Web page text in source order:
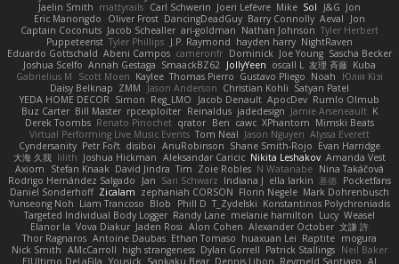
Jaelin Smith mattyrails Carl Schwerin Joeri Lefévre Mike Sol J&G Jon
Eric Manongdo
Oliver Frost DancingDeadGuy Barry Connolly Aeval
Jon
Captain Coconuts Jacob Schealler ari-goldman Nathan Johnson Tyler Herbert
Puppeteerist Tyler Phillips J.P. Raymond hayden harry NightRaven
Eduardo Gottschald Abeni Campos cameronfr Dominick Joe Young Sascha Becker
Joshua Scelfo Annah Gestaga SmaackBZ62 JollyYeen oscall L 友理 斉藤 Kuba
Gabrielius M
Scott Moen Kaylee Thomas Pierro Gustavo Pliego Noah
Юлія Кізі
Daisy Belknap ZMM Jason Anderson Christian Kohli Satyan Patel
YEDA HOME DECOR Simon Reg_LMO Jacob Denault ApocDev Rumlo Olmub
Buz Carter Bill Master rpcexploiter Reinaldus jadedesign Jamie Arseneault K
Derek Toombs Renato Pinochet qrator Ben cawc XPhantom Mimski Beats
Virtual Performing Live Music Events Tom Neal Jason Nguyen Alyssa Everett
Cyndersanity Petr Fořt disiboi AnuRobinson Shane Smith-Rojo Evan Harridge
大海 久我 lilith Joshua Hickman Aleksandar Caricic Nikita Leshakov Amanda Vest
Axiom
Stefan Knaak David Jindra Tim Zoie Robles N Watanabe Nina Takáčová
Rodrigo Hernández Salgado
Jan Sari Schwarz Indiana J ella larkin 基德 Pocketfans
Daniel Sonderhoff Zicalam zephaniah CORSON Florin Negele Mark Dohrenbusch
Yunseong Noh Liam Trancoso Blob Phill D T_Zydelski Konstantinos Polychroniadis
Targeted Individual Body Logger Randy Lane melanie hamilton Lucy Weasel
Elanor la Vova Diakur Jaden Rosi Alon Cohen Alexander October 文謙 許
Thor Ragnaros Antoine Daubas Ethan Tomaso huaxuan Lei Raptite mogura
Nick Smith AMcCarroll high strangeness Dylan Gorrell Patrick Stallings Neil Baker